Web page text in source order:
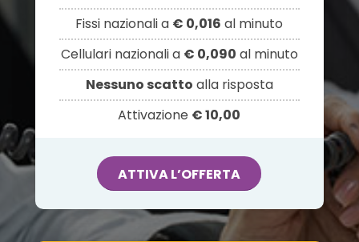
Fissi nazionali a € 0,016 al minuto
Cellulari nazionali a € 0,090 al minuto
Nessuno scatto alla risposta
Attivazione € 10,00
ATTIVA L’OFFERTA